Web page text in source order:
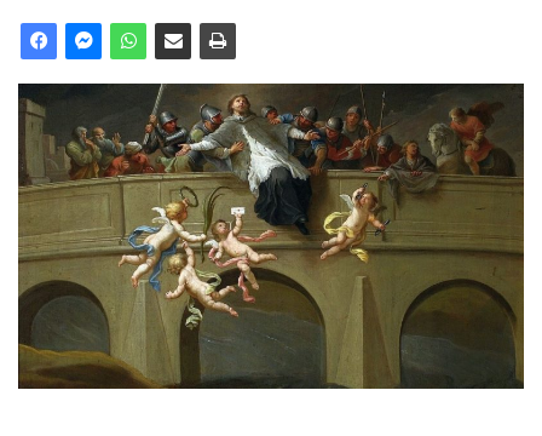
n
e
m
i
l